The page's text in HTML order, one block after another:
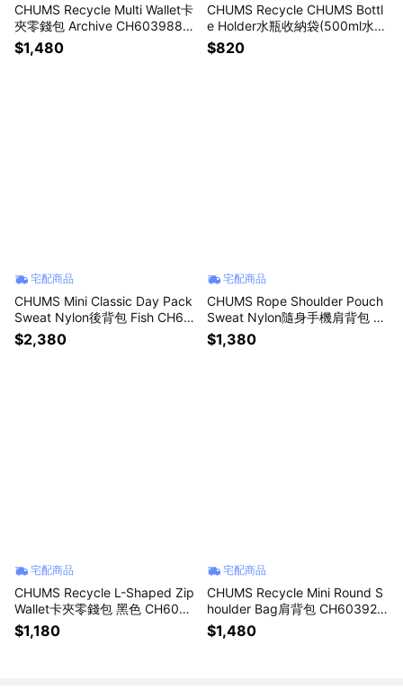
CHUMS Recycle Multi Wallet卡
夾零錢包 Archive CH603988Z
401
$1,480
CHUMS Recycle CHUMS Bottl
e Holder水瓶收納袋(500ml水瓶
適用) 深藍 CH603992N001
$820
宅配商品
CHUMS Mini Classic Day Pack
Sweat Nylon後背包 Fish CH60
3805Z405
$2,380
宅配商品
CHUMS Rope Shoulder Pouch
Sweat Nylon隨身手機肩背包 C
H603815K018
$1,380
宅配商品
CHUMS Recycle L-Shaped Zip
Wallet卡夾零錢包 黑色 CH6039
96K001
$1,180
宅配商品
CHUMS Recycle Mini Round S
houlder Bag肩背包 CH603920
K001
$1,480